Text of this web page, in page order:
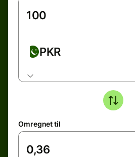
PKR
Omregnet til